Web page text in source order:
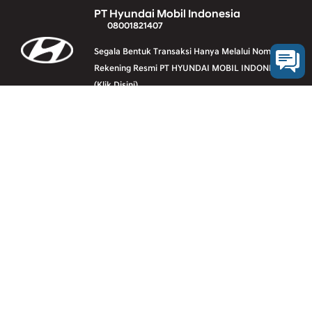
PT Hyundai Mobil Indonesia
08001821407
Segala Bentuk Transaksi Hanya Melalui Nomer
Rekening Resmi PT HYUNDAI MOBIL INDONESIA
(Klik Disini)